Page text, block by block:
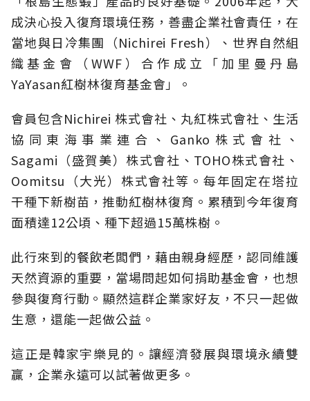
成決心投入復育環境任務，善盡企業社會責任，在
當地與日冷集團（Nichirei Fresh）、世界自然組
織基金會（WWF）合作成立「加里曼丹島
YaYasan紅樹林復育基金會」。
會員包含Nichirei 株式會社、丸紅株式會社、生活
協同東海事業連合、Ganko株式會社、
Sagami（盛賀美）株式會社、TOHO株式會社、
Oomitsu（大光）株式會社等。每年固定在塔拉
干種下新樹苗，推動紅樹林復育。累積到今年復育
面積達12公頃、種下超過15萬株樹。
此行來到的餐飲老闆們，藉由親身經歷，認同維護
天然資源的重要，當場問起如何捐助基金會，也想
參與復育行動。顯然這群企業家好友，不只一起做
生意，還能一起做公益。
這正是韓家宇樂見的。讓經濟發展與環境永續雙
贏，企業永遠可以試著做更多。